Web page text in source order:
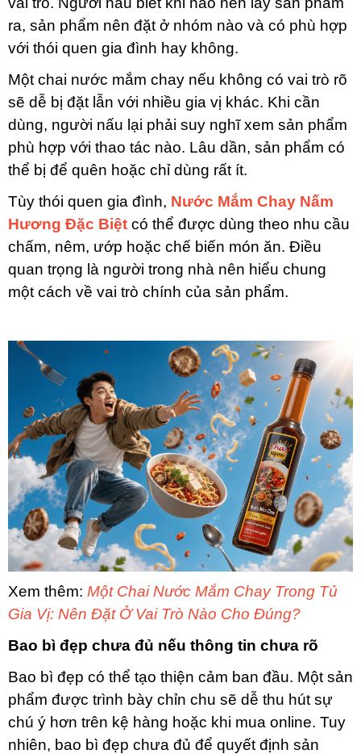
ra, sản phẩm nên đặt ở nhóm nào và có phù hợp
với thói quen gia đình hay không.
Một chai nước mắm chay nếu không có vai trò rõ
sẽ dễ bị đặt lẫn với nhiều gia vị khác. Khi cần
dùng, người nấu lại phải suy nghĩ xem sản phẩm
phù hợp với thao tác nào. Lâu dần, sản phẩm có
thể bị để quên hoặc chỉ dùng rất ít.
Tùy thói quen gia đình, Nước Mắm Chay Nấm
Hương Đặc Biệt có thể được dùng theo nhu cầu
chấm, nêm, ướp hoặc chế biến món ăn. Điều
quan trọng là người trong nhà nên hiểu chung
một cách về vai trò chính của sản phẩm.
Xem thêm: Một Chai Nước Mắm Chay Trong Tủ
Gia Vị: Nên Đặt Ở Vai Trò Nào Cho Đúng?
Bao bì đẹp chưa đủ nếu thông tin chưa rõ
Bao bì đẹp có thể tạo thiện cảm ban đầu. Một sản
phẩm được trình bày chỉn chu sẽ dễ thu hút sự
chú ý hơn trên kệ hàng hoặc khi mua online. Tuy
nhiên, bao bì đẹp chưa đủ để quyết định sản